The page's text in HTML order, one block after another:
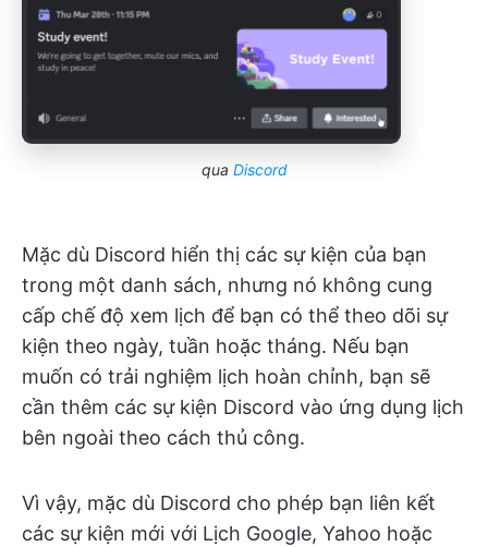
qua Discord
Mặc dù Discord hiển thị các sự kiện của bạn
trong một danh sách, nhưng nó không cung
cấp chế độ xem lịch để bạn có thể theo dõi sự
kiện theo ngày, tuần hoặc tháng. Nếu bạn
muốn có trải nghiệm lịch hoàn chỉnh, bạn sẽ
cần thêm các sự kiện Discord vào ứng dụng lịch
bên ngoài theo cách thủ công.
Vì vậy, mặc dù Discord cho phép bạn liên kết
các sự kiện mới với Lịch Google, Yahoo hoặc